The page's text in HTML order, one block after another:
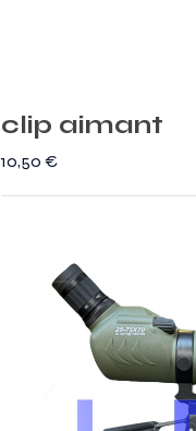
clip aimant
10,50€